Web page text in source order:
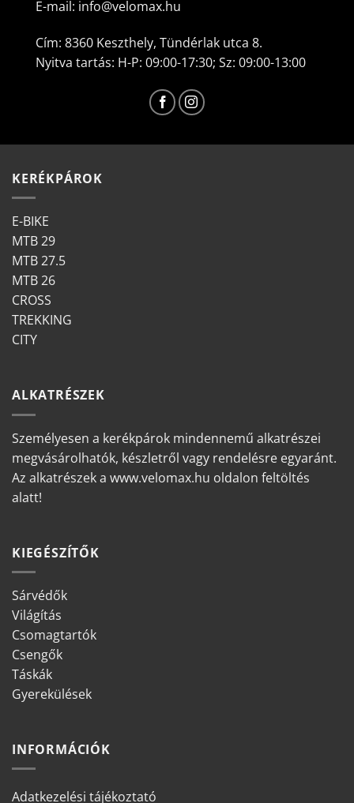
E-mail: info@velomax.hu
Cím: 8360 Keszthely, Tündérlak utca 8.
Nyitva tartás: H-P: 09:00-17:30; Sz: 09:00-13:00
KERÉKPÁROK
E-BIKE
MTB 29
MTB 27.5
MTB 26
CROSS
TREKKING
CITY
ALKATRÉSZEK
Személyesen a kerékpárok mindennemű alkatrészei
megvásárolhatók, készletről vagy rendelésre egyaránt.
Az alkatrészek a www.velomax.hu oldalon feltöltés
alatt!
KIEGÉSZÍTŐK
Sárvédők
Világítás
Csomagtartók
Csengők
Táskák
Gyerekülések
INFORMÁCIÓK
Adatkezelési tájékoztató